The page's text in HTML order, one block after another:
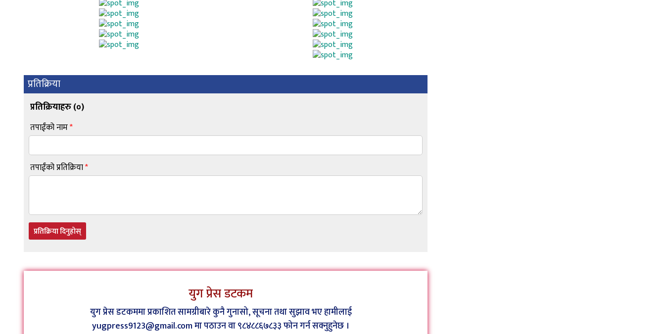
प्रतिक्रिया
प्रतिक्रियाहरु (०)
तपाईंको नाम*
तपाईंको प्रतिक्रिया*
प्रतिक्रिया दिनुहोस्
युग प्रेस डटकम
युग प्रेस डटकममा प्रकाशित सामग्रीबारे कुनै गुनासो, सूचना तथा सुझाव भए हामीलाई
yugpress9123@gmail.com मा पठाउन वा ९८४८८६७८३३ फोन गर्न सक्नुहुनेछ ।